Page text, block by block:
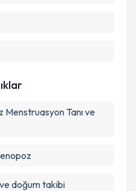
Tanı ve
doğum takibi